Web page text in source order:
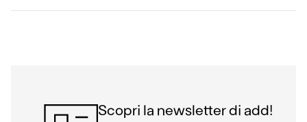
Scopri la newsletter di add!